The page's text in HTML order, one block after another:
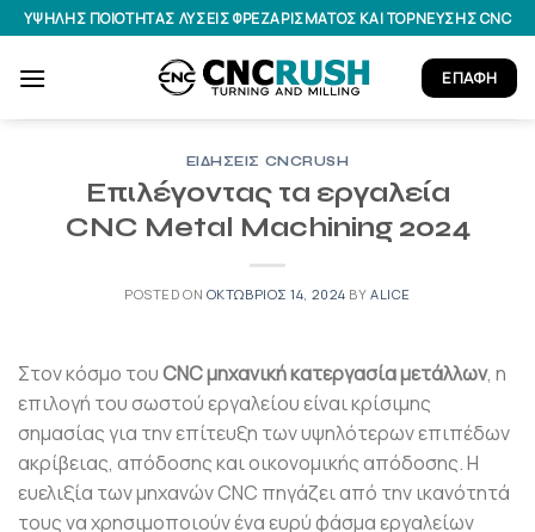
Μετάβαση
στο
περιεχόμενο
ΥΨΗΛΉΣ ΠΟΙΌΤΗΤΑΣ ΛΎΣΕΙΣ ΦΡΕΖΑΡΊΣΜΑΤΟΣ ΚΑΙ ΤΌΡΝΕΥΣΗΣ CNC
ΕΠΑΦΉ
ΕΙΔΉΣΕΙΣ CNCRUSH
Επιλέγοντας τα εργαλεία
CNC Metal Machining 2024
POSTED ON ΟΚΤΏΒΡΙΟΣ 14, 2024 BYALICE
Στον κόσμο τουCNC μηχανική κατεργασία μετάλλων, η
επιλογή του σωστού εργαλείου είναι κρίσιμης
σημασίας για την επίτευξη των υψηλότερων επιπέδων
ακρίβειας, απόδοσης και οικονομικής απόδοσης. Η
ευελιξία των μηχανών CNC πηγάζει από την ικανότητά
τους να χρησιμοποιούν ένα ευρύ φάσμα εργαλείων